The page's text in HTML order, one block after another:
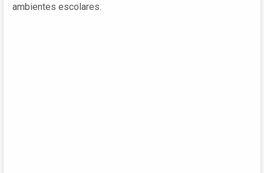
ambientes escolares.